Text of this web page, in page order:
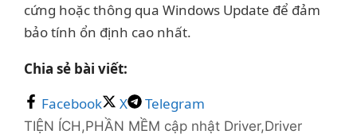
cứng hoặc thông qua Windows Update để đảm
bảo tính ổn định cao nhất.
Chia sẻ bài viết:
Facebook
X Telegram
Danh
TIỆN ÍCH ,PHẦN MỀM Thẻ
cập nhật Driver,Driver